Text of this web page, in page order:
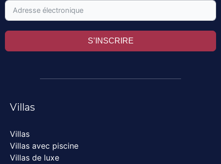
S’INSCRIRE
Villas
Villas
Villas avec piscine
Villas de luxe